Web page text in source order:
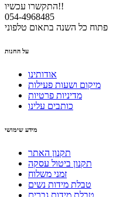
התקשרו עכשיו!!
054-4968485
פתוח כל השנה בתאום טלפוני
על החנות
אודותינו
מיקום ושעות פעילות
מדיניות פרטיות
כותבים עלינו
מידע שימושי
תקנון האתר
תקנון ביטול עסקה
זמני משלוח
טבלת מידות נשים
טבלת מידות גברים